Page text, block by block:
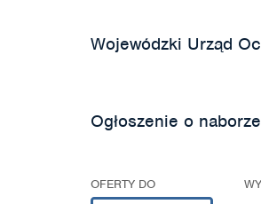
Wojewódzki Urząd
Ogłoszenie o naborze
OFERTY DO